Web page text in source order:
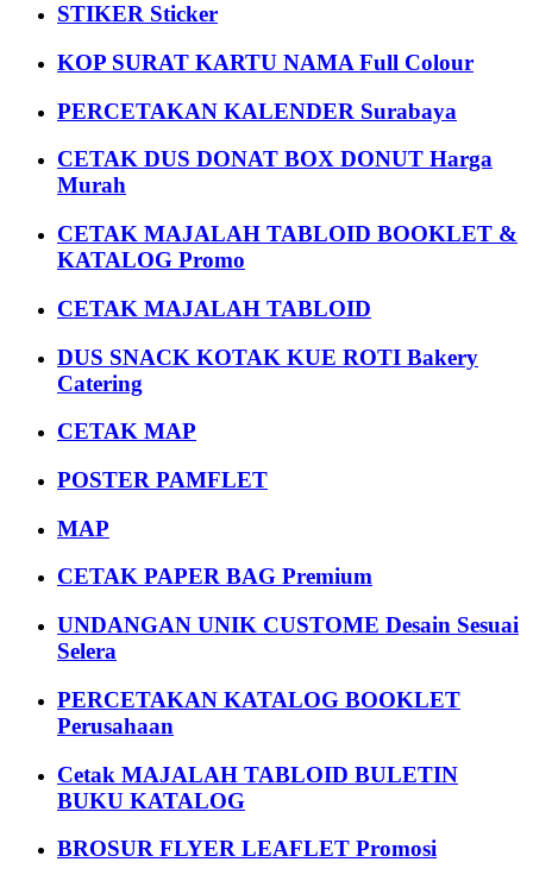
STIKER Sticker
KOP SURAT KARTU NAMA Full Colour
PERCETAKAN KALENDER Surabaya
CETAK DUS DONAT BOX DONUT Harga
Murah
CETAK MAJALAH TABLOID BOOKLET &
KATALOG Promo
CETAK MAJALAH TABLOID
DUS SNACK KOTAK KUE ROTI Bakery
Catering
CETAK MAP
POSTER PAMFLET
MAP
CETAK PAPER BAG Premium
UNDANGAN UNIK CUSTOME Desain Sesuai
Selera
PERCETAKAN KATALOG BOOKLET
Perusahaan
Cetak MAJALAH TABLOID BULETIN
BUKU KATALOG
BROSUR FLYER LEAFLET Promosi